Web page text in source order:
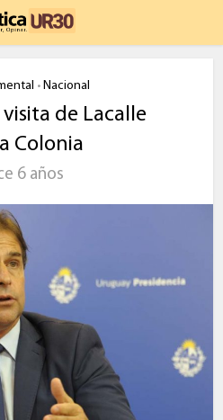
• Nacional
visita de Lacalle
Colonia
6 años